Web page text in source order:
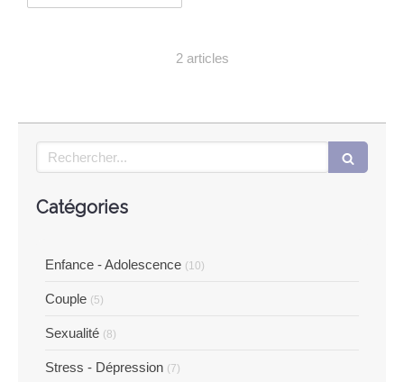
2 articles
Rechercher
Catégories
Enfance - Adolescence (10)
Couple (5)
Sexualité (8)
Stress - Dépression (7)